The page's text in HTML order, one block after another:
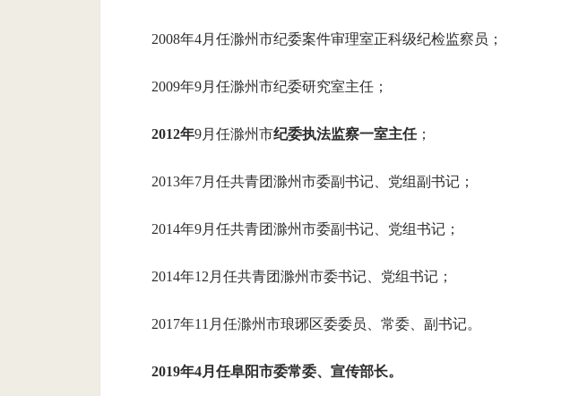
2008年4月任滁州市纪委案件审理室正科级纪检监察员；
2009年9月任滁州市纪委研究室主任；
2012年9月任滁州市纪委执法监察一室主任；
2013年7月任共青团滁州市委副书记、党组副书记；
2014年9月任共青团滁州市委副书记、党组书记；
2014年12月任共青团滁州市委书记、党组书记；
2017年11月任滁州市琅琊区委委员、常委、副书记。
2019年4月任阜阳市委常委、宣传部长。